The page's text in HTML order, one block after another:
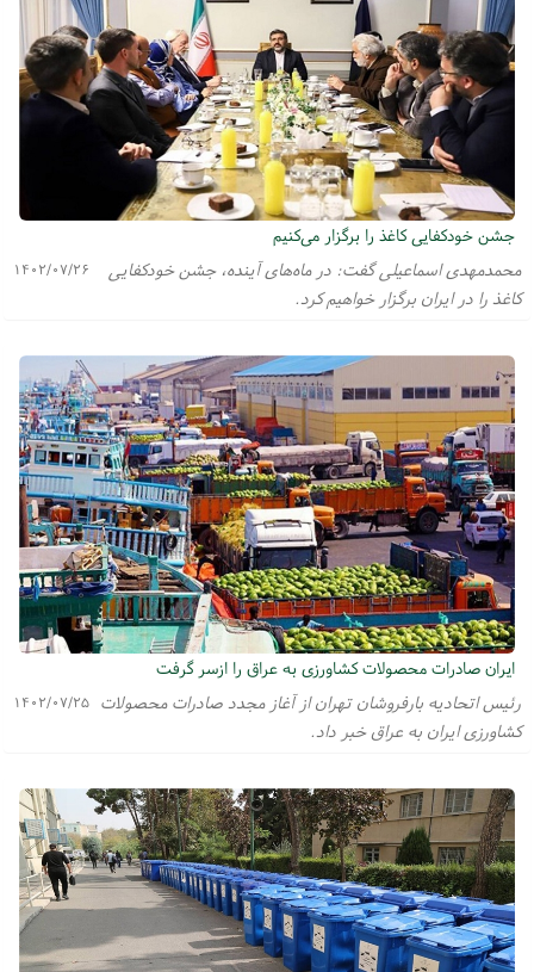
جشن خودکفایی کاغذ را برگزار می‌کنیم
۱۴۰۲/۰۷/۲۶
محمدمهدی اسماعیلی گفت: در ماه‌های آینده، جشن خودکفایی
کاغذ را در ایران برگزار خواهیم کرد.
ایران صادرات محصولات کشاورزی به عراق را ازسر گرفت
۱۴۰۲/۰۷/۲۵ رئیس اتحادیه بارفروشان تهران از آغاز مجدد صادرات محصولات
کشاورزی ایران به عراق خبر داد.